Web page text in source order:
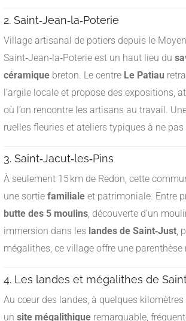
2. Saint‑Jean‑la‑Poterie
Village artisanal de potiers depuis le Moyen
Saint‑Jean‑la‑Poterie est un haut lieu du
céramique breton. Le centre Le Patiau
l’argile locale et propose des expositions,
où l’on rencontre les artisans au travail.
ruelles fleuries et ateliers typiques à ne
3. Saint‑Jacut‑les‑Pins
À seulement 15 km de Redon, cette
une sortie familiale et patrimoniale. Entre
butte des 5 moulins , découverte d’un
immersion dans les landes de Saint‑Just ,
mégalithes, ce village offre une
4. Les landes et mégalithes de
Au cœur des landes, à quelques kilomètres
un site mégalithique remarquable,